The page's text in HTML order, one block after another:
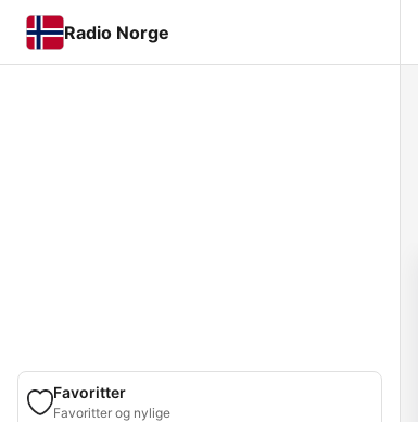
Radio Norge
Favoritter
Favoritter og nylige